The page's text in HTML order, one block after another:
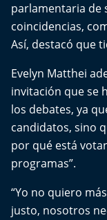
parlamentaria de
coincidencias,
Así, destacó que
Evelyn Matthei
invitación que se
los debates, ya
candidatos, sino
por qué está
programas”.
“Yo no quiero
justo, nosotros